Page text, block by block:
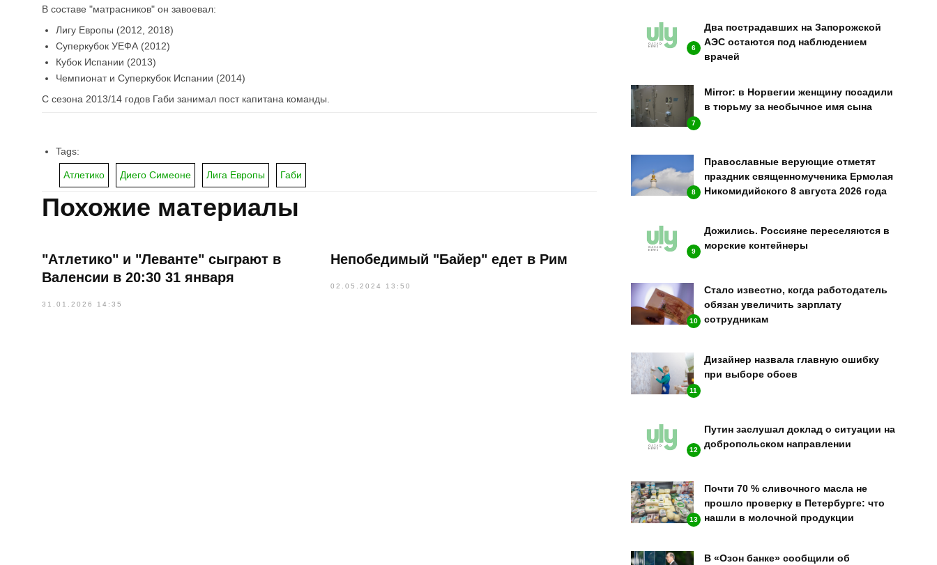
В составе "матрасников" он завоевал:
Лигу Европы (2012, 2018)
Суперкубок УЕФА (2012)
Кубок Испании (2013)
Чемпионат и Суперкубок Испании (2014)
С сезона 2013/14 годов Габи занимал пост капитана команды.
Tags:
Атлетико Диего Симеоне Лига Европы Габи
Похожие материалы
"Атлетико" и "Леванте" сыграют в
Валенсии в 20:30 31 января
31.01.2026 14:35
Непобедимый "Байер" едет в Рим
02.05.2024 13:50
6
Два пострадавших на Запорожской
АЭС остаются под наблюдением
врачей
7
Mirror: в Норвегии женщину посадили
в тюрьму за необычное имя сына
8
Православные верующие отметят
праздник священномученика Ермолая
Никомидийского 8 августа 2026 года
9
Дожились. Россияне переселяются в
морские контейнеры
10
Стало известно, когда работодатель
обязан увеличить зарплату
сотрудникам
11
Дизайнер назвала главную ошибку
при выборе обоев
12
Путин заслушал доклад о ситуации на
добропольском направлении
13
Почти 70 % сливочного масла не
прошло проверку в Петербурге: что
нашли в молочной продукции
В «Озон банке» сообщили об